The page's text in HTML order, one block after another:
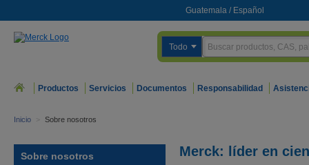
Guatemala / Español
Todo
Productos Servicios Documentos Responsabilidad
Inicio > Sobre nosotros
Sobre nosotros Merck: líder en